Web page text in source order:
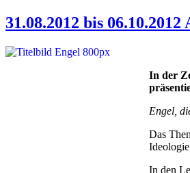
31.08.2012 bis
In der
Engel,
Das
In den